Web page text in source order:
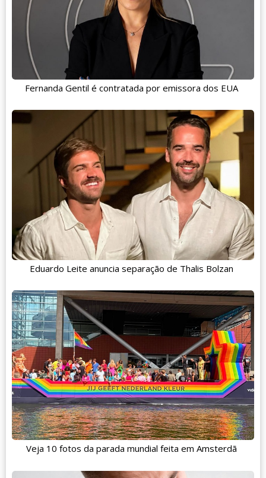
Fernanda Gentil é contratada por emissora dos EUA
Eduardo Leite anuncia separação de Thalis Bolzan
Veja 10 fotos da parada mundial feita em Amsterdã